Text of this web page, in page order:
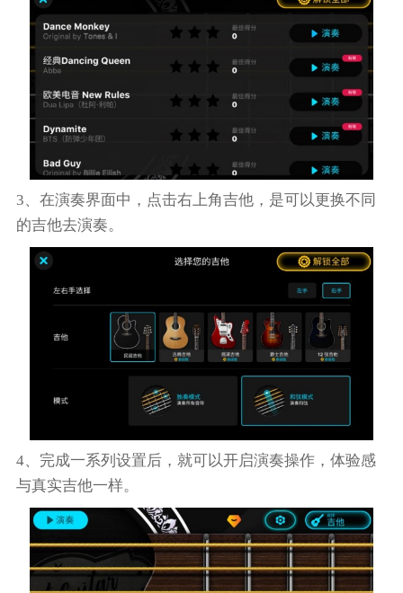
3、在演奏界面中，点击右上角吉他，是可以更换不同
的吉他去演奏。
4、完成一系列设置后，就可以开启演奏操作，体验感
与真实吉他一样。